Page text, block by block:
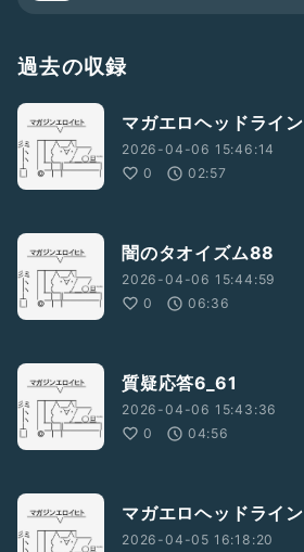
過去の収録
マガエロヘッドライン
2026-04-06 15:46:14
0
02:57
闇のタオイズム88
2026-04-06 15:44:59
0
06:36
質疑応答6_61
2026-04-06 15:43:36
0
04:56
マガエロヘッドライン
2026-04-05 16:18:20